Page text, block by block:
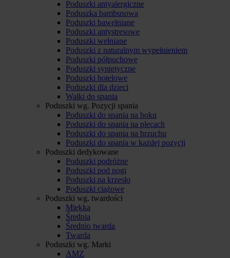
Poduszki antyalergiczne
Poduszka bambusowa
Poduszki bawełniane
Poduszki antystresowe
Poduszki wełniane
Poduszki z naturalnym wypełnieniem
Poduszki półpuchowe
Poduszki syntetyczne
Poduszki hotelowe
Poduszki dla dzieci
Wałki do spania
Poduszki wg. Pozycji spania
Poduszki do spania na boku
Poduszki do spania na plecach
Poduszki do spania na brzuchu
Poduszki do spania w każdej pozycji
Poduszki dedykowane
Poduszki podróżne
Poduszki pod nogi
Poduszki na krzesło
Poduszki ciążowe
Poduszki wg. twardości
Miękka
Średnia
Średnio twarda
Twarda
Poduszki wg. Marki
AMZ